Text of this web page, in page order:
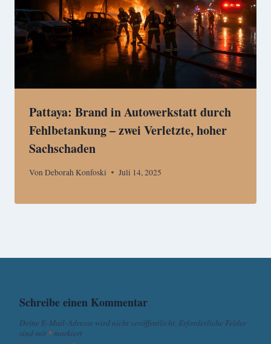
Pattaya: Brand in Autowerkstatt durch
Fehlbetankung – zwei Verletzte, hoher
Sachschaden
VonDeborah Konfoski Juli 14, 2025
Schreibe einen Kommentar
Deine E-Mail-Adresse wird nicht veröffentlicht. Erforderliche Felder
sind mit *markiert